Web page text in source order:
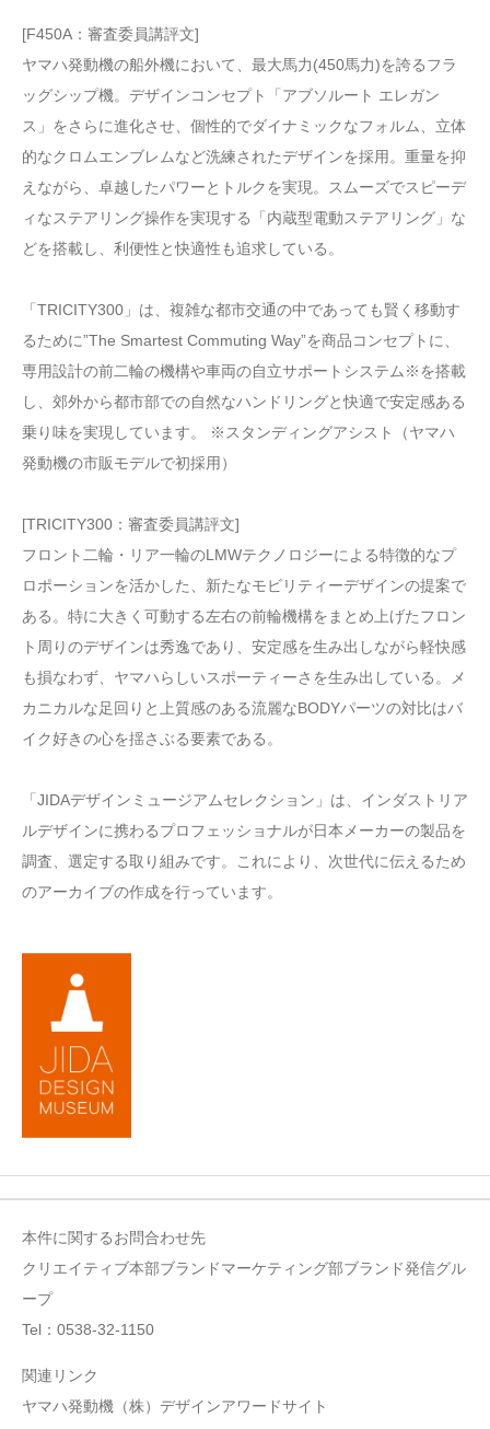
[F450A：審査委員講評文]
ヤマハ発動機の船外機において、最大馬力(450馬力)を誇るフラ
ッグシップ機。デザインコンセプト「アブソルート エレガン
ス」をさらに進化させ、個性的でダイナミックなフォルム、立体
的なクロムエンブレムなど洗練されたデザインを採用。重量を抑
えながら、卓越したパワーとトルクを実現。スムーズでスピーデ
ィなステアリング操作を実現する「内蔵型電動ステアリング」な
どを搭載し、利便性と快適性も追求している。
「TRICITY300」は、複雑な都市交通の中であっても賢く移動す
るために”The Smartest Commuting Way”を商品コンセプトに、
専用設計の前二輪の機構や車両の自立サポートシステム※を搭載
し、郊外から都市部での自然なハンドリングと快適で安定感ある
乗り味を実現しています。 ※スタンディングアシスト（ヤマハ
発動機の市販モデルで初採用）
[TRICITY300：審査委員講評文]
フロント二輪・リア一輪のLMWテクノロジーによる特徴的なプ
ロポーションを活かした、新たなモビリティーデザインの提案で
ある。特に大きく可動する左右の前輪機構をまとめ上げたフロン
ト周りのデザインは秀逸であり、安定感を生み出しながら軽快感
も損なわず、ヤマハらしいスポーティーさを生み出している。メ
カニカルな足回りと上質感のある流麗なBODYパーツの対比はバ
イク好きの心を揺さぶる要素である。
「JIDAデザインミュージアムセレクション」は、インダストリア
ルデザインに携わるプロフェッショナルが日本メーカーの製品を
調査、選定する取り組みです。これにより、次世代に伝えるため
のアーカイブの作成を行っています。
本件に関するお問合わせ先
クリエイティブ本部ブランドマーケティング部ブランド発信グル
ープ
Tel：0538-32-1150
関連リンク
ヤマハ発動機（株）デザインアワードサイト